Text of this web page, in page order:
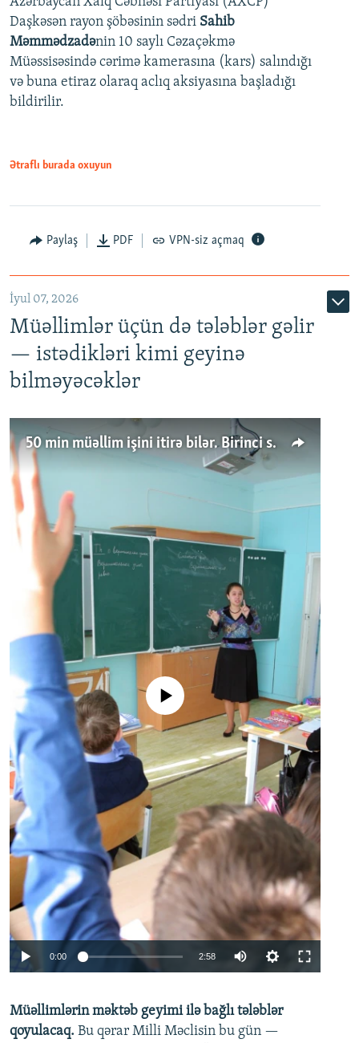
Auto 240p 360p
720p 1080p
720p
1080p
Daşkəsən rayon şöbəsinin sədri Sahib
Məmmədzadənin 10 saylı Cəzaçəkmə
Müəssisəsində cərimə kamerasına (kars) salındığı
və buna etiraz olaraq aclıq aksiyasına başladığı
bildirilir.
Ətraflı burada oxuyun
Paylaş PDF VPN-siz açmaq
İyul 07, 2026
Müəllimlər üçün də tələblər gəlir
— istədikləri kimi geyinə
bilməyəcəklər
50 min müəllim işini itirə bilər. Birinci sinfə gedənlər azalır
No media source currently available
0:00 2:58
360p
480p
Müəllimlərin məktəb geyimi ilə bağlı tələblər
qoyulacaq. Bu qərar Milli Məclisin bu gün —